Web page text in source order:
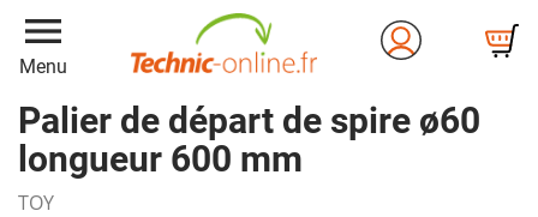
menu
Menu
Palier de départ de spire ø60
longueur 600 mm
TOY